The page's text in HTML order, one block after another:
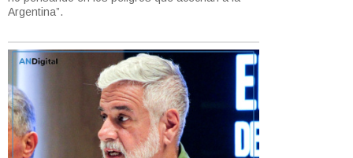
Argentina”.